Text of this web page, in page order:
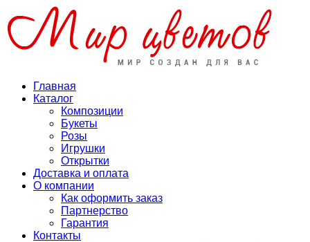
Главная
Каталог
Композиции
Букеты
Розы
Игрушки
Открытки
Доставка и оплата
О компании
Как оформить заказ
Партнерство
Гарантия
Контакты